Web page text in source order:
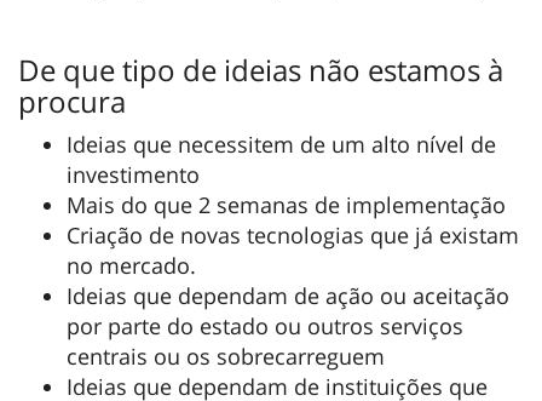
De que tipo de ideias não estamos à
procura
Ideias que necessitem de um alto nível de
investimento
Mais do que 2 semanas de implementação
Criação de novas tecnologias que já existam
no mercado.
Ideias que dependam de ação ou aceitação
por parte do estado ou outros serviços
centrais ou os sobrecarreguem
Ideias que dependam de instituições que